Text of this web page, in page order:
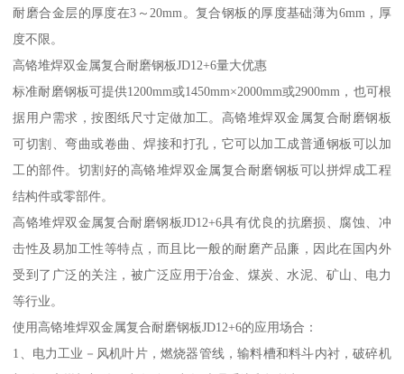
耐磨合金层的厚度在3～20mm。复合钢板的厚度基础薄为6mm，厚
度不限。
高铬堆焊双金属复合耐磨钢板JD12+6量大优惠
标准耐磨钢板可提供1200mm或1450mm×2000mm或2900mm，也可根
据用户需求，按图纸尺寸定做加工。高铬堆焊双金属复合耐磨钢板
可切割、弯曲或卷曲、焊接和打孔，它可以加工成普通钢板可以加
工的部件。切割好的高铬堆焊双金属复合耐磨钢板可以拼焊成工程
结构件或零部件。
高铬堆焊双金属复合耐磨钢板JD12+6具有优良的抗磨损、腐蚀、冲
击性及易加工性等特点，而且比一般的耐磨产品廉，因此在国内外
受到了广泛的关注，被广泛应用于冶金、煤炭、水泥、矿山、电力
等行业。
使用高铬堆焊双金属复合耐磨钢板JD12+6的应用场合：
1、电力工业－风机叶片，燃烧器管线，输料槽和料斗内衬，破碎机